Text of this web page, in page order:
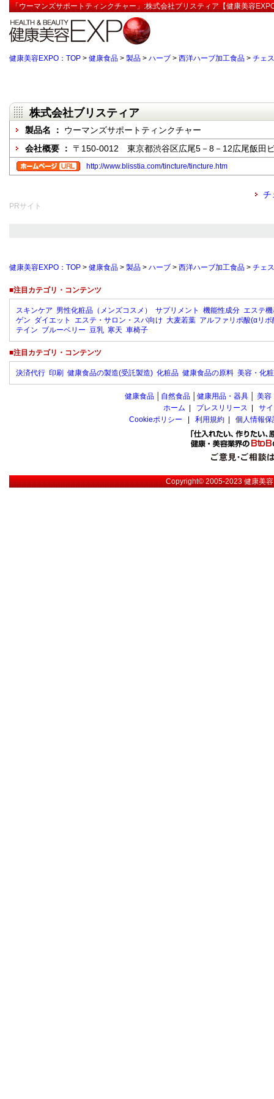
「ウーマンズサポートティンクチャー」:株式会社ブリスティア【健康美容
健康美容EXPO：TOP > 健康食品 > 製品 > ハーブ > 西洋ハーブ加工食品 > チェ
株式会社ブリスティア
製品名 ： ウーマンズサポートティンクチャー
会社概要 ： 〒150-0012 東京都渋谷区広尾5－8－12広尾飯田
http://www.blisstia.com/tincture/tincture.htm
チ
PRサイト
健康美容EXPO：TOP > 健康食品 > 製品 > ハーブ > 西洋ハーブ加工食品 > チェ
■注目カテゴリ・コンテンツ
スキンケア 男性化粧品（メンズコスメ） サプリメント 機能性成分 エステ
ゲン ダイエット エステ・サロン・スパ向け 大麦若葉 アルファリポ酸(αリポ
テイン ブルーベリー 豆乳 寒天 車椅子
■注目カテゴリ・コンテンツ
決済代行 印刷 健康食品の製造(受託製造) 化粧品 健康食品の原料 美容・化
健康食品 自然食品 健康用品・器具 美容
ホーム
プレスリリース
サ
Cookieポリシー
利用規約 個人情報
Copyright© 2005-2023健康美